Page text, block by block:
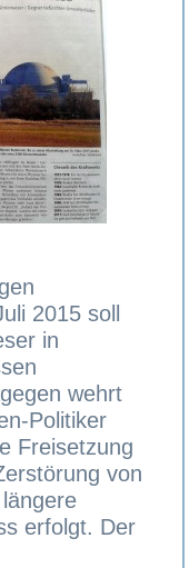
2015 soll
in
wehrt
Politiker
Freisetzung
von
erfolgt. Der